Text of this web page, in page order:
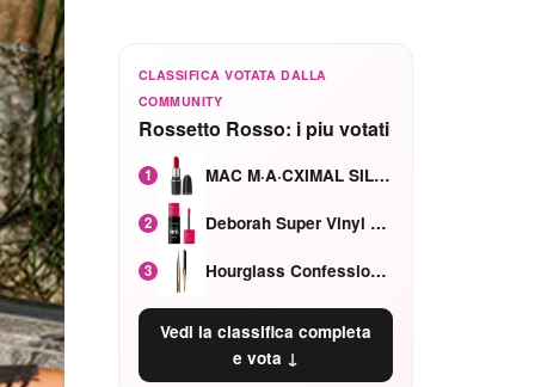
CLASSIFICA VOTATA DALLA
COMMUNITY
Rossetto Rosso: i piu votati
1 MAC M·A·CXIMAL SILKY MATTE Red Rock mat
2 Deborah Super Vinyl Shake Rosa Ciliegia
3 Hourglass Confession Ricaricabile Ultra Preciso Ad Alta Intensità Secretly Classic Red
Vedi la classifica completa
e vota ↓